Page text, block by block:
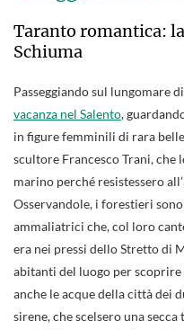
Taranto romantica:
Schiuma
Passeggiando sul lungomare
vacanza nel Salento,
in figure femminili di rara
scultore Francesco Trani, che
marino perché resistessero
Osservandole, i forestieri
ammaliatrici che, col loro
era nei pressi dello Stretto di
abitanti del luogo per scoprire
anche le acque della città dei
sirene, che scelsero una